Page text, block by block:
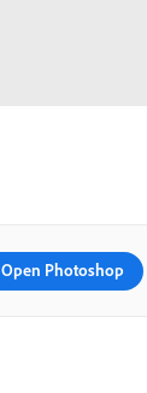
Open Photoshop